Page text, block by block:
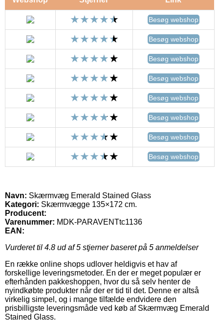
Besøg webshop
Besøg webshop
Besøg webshop
Besøg webshop
Besøg webshop
Besøg webshop
Besøg webshop
Besøg webshop
Navn: Skærmvæg Emerald Stained Glass
Kategori: Skærmvægge 135×172 cm.
Producent:
Varenummer: MDK-PARAVENTtc1136
EAN:
Vurderet til 4.8 ud af 5 stjerner baseret på 5 anmeldelser
En række online shops udlover heldigvis et hav af
forskellige leveringsmetoder. En der er meget populær er
efterhånden pakkeshoppen, hvor du så selv henter de
nyindkøbte produkter når der er tid til det. Denne er altså
virkelig simpel, og i mange tilfælde endvidere den
prisbilligste leveringsmåde ved køb af Skærmvæg Emerald
Stained Glass.